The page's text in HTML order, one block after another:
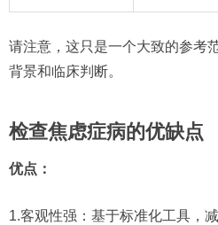
请注意，这只是一个大致的参考
背景和临床判断。
检查焦虑症病的优缺点
优点：
1.客观性强：基于标准化工具，